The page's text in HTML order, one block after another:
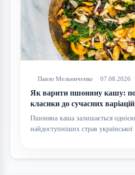
Павло Мельниченко 07.08.2026
Як варити пшоняну кашу:
класики до сучасних варіацій
Пшоняна каша залишається
найдоступніших страв